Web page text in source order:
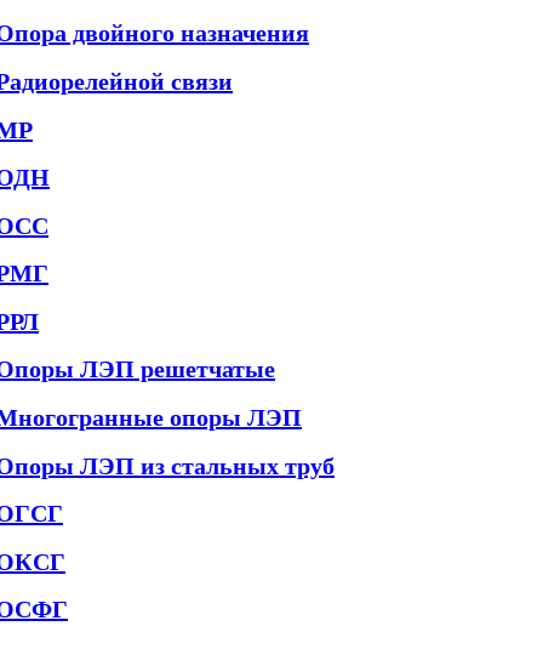
двойного назначения
связи
ЛЭП решетчатые
опоры ЛЭП
ЛЭП из стальных труб